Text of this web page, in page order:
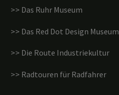
>> Das Ruhr Museum
>> Das Red Dot Design Museum
>> Die Route Industriekultur
>> Radtouren für Radfahrer